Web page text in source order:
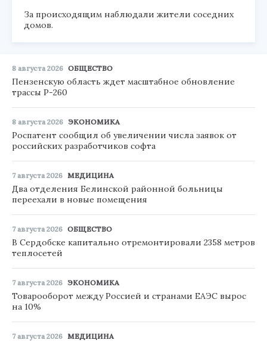
За происходящим наблюдали жители соседних
домов.
8 августа 2026 ОБЩЕСТВО
Пензенскую область ждет масштабное обновление
трассы Р-260
8 августа 2026 ЭКОНОМИКА
Роспатент сообщил об увеличении числа заявок от
российских разработчиков софта
7 августа 2026 МЕДИЦИНА
Два отделения Белинской районной больницы
переехали в новые помещения
7 августа 2026 ОБЩЕСТВО
В Сердобске капитально отремонтировали 2358 метров
теплосетей
7 августа 2026 ЭКОНОМИКА
Товарооборот между Россией и странами ЕАЭС вырос
на 10%
7 августа 2026 МЕДИЦИНА